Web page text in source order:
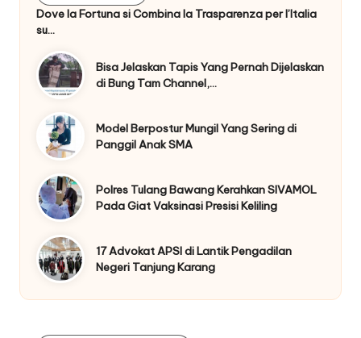
Dove la Fortuna si Combina la Trasparenza per l’Italia
su…
Bisa Jelaskan Tapis Yang Pernah Dijelaskan
di Bung Tam Channel,…
Model Berpostur Mungil Yang Sering di
Panggil Anak SMA
Polres Tulang Bawang Kerahkan SIVAMOL
Pada Giat Vaksinasi Presisi Keliling
17 Advokat APSI di Lantik Pengadilan
Negeri Tanjung Karang